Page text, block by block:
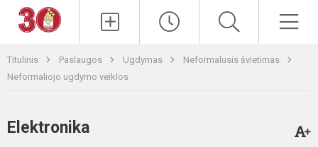
Titulinis Paslaugos Ugdymas
Neformalusis švietimas
Neformaliojo ugdymo veiklos
Elektronika